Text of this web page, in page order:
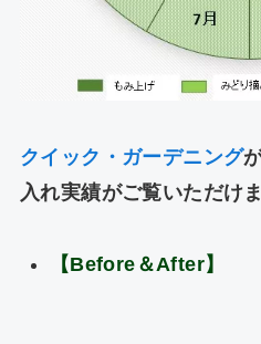
クイック・ガーデニング
入れ実績がご覧いただけ
【Before ＆After】